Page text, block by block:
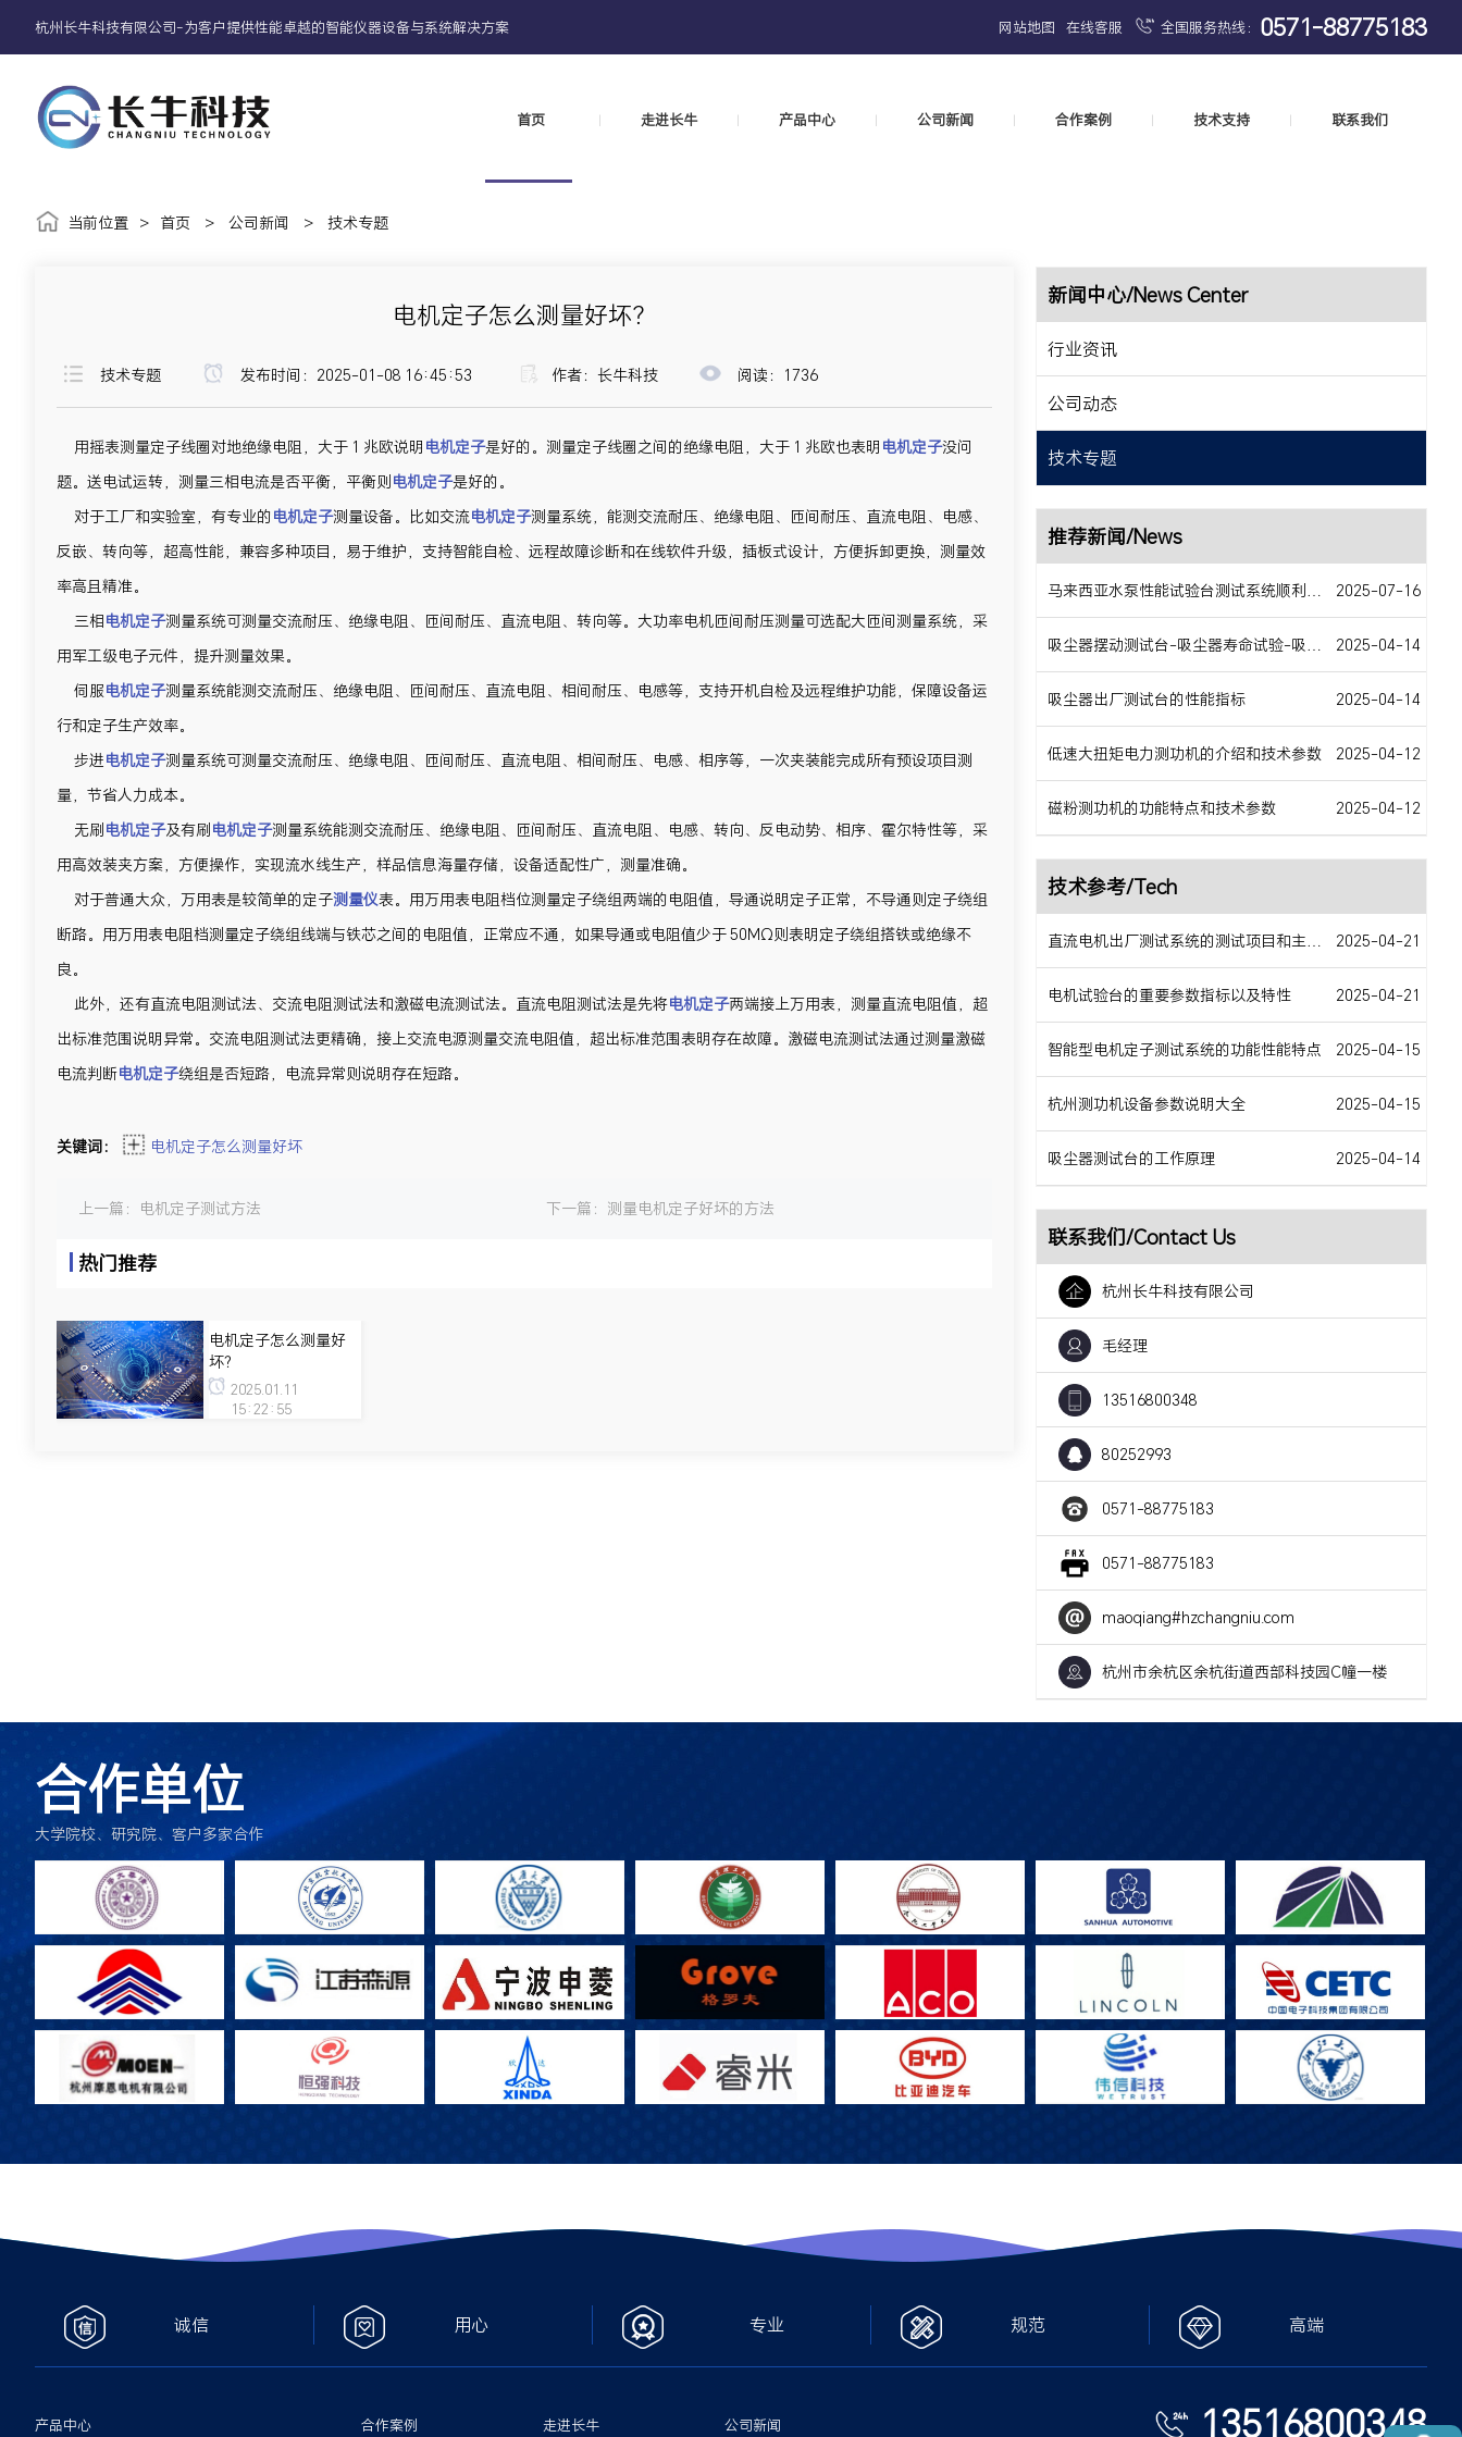
杭州长牛科技有限公司-为客户提供性能卓越的智能仪器设备与系统解决方案 网站地图 在线客服 全国服务热线： 0571-88775183
首页 | 走进长牛 | 产品中心 | 公司新闻 | 合作案例 | 技术支持 | 联系我们
当前位置 > 首页 > 公司新闻 > 技术专题
电机定子怎么测量好坏？
技术专题 发布时间：2025-01-08 16:45:53 作者：长牛科技 阅读： 1736
用摇表测量定子线圈对地绝缘电阻，大于 1 兆欧说明 电机定子是好的。测量定子线圈之间的绝缘电阻，大于 1 兆欧也表明 电机定子没问
题。送电试运转，测量三相电流是否平衡，平衡则电机定子是好的。
对于工厂和实验室，有专业的 电机定子测量设备。比如交流电机定子测量系统，能测交流耐压、绝缘电阻、匝间耐压、直流电阻、电感、
反嵌、转向等，超高性能，兼容多种项目，易于维护，支持智能自检、远程故障诊断和在线软件升级，插板式设计，方便拆卸更换，测量效
率高且精准。
三相电机定子测量系统可测量交流耐压、绝缘电阻、匝间耐压、直流电阻、转向等。大功率电机匝间耐压测量可选配大匝间测量系统，采
用军工级电子元件，提升测量效果。
伺服电机定子测量系统能测交流耐压、绝缘电阻、匝间耐压、直流电阻、相间耐压、电感等，支持开机自检及远程维护功能，保障设备运
行和定子生产效率。
步进电机定子测量系统可测量交流耐压、绝缘电阻、匝间耐压、直流电阻、相间耐压、电感、相序等，一次夹装能完成所有预设项目测
量，节省人力成本。
无刷电机定子及有刷电机定子测量系统能测交流耐压、绝缘电阻、匝间耐压、直流电阻、电感、转向、反电动势、相序、霍尔特性等，采
用高效装夹方案，方便操作，实现流水线生产，样品信息海量存储，设备适配性广，测量准确。
对于普通大众，万用表是较简单的定子测量仪表。用万用表电阻档位测量定子绕组两端的电阻值，导通说明定子正常，不导通则定子绕组
断路。用万用表电阻档测量定子绕组线端与铁芯之间的电阻值，正常应不通，如果导通或电阻值少于 50MΩ则表明定子绕组搭铁或绝缘不
良。
此外，还有直流电阻测试法、交流电阻测试法和激磁电流测试法。直流电阻测试法是先将电机定子两端接上万用表，测量直流电阻值，超
出标准范围说明异常。交流电阻测试法更精确，接上交流电源测量交流电阻值，超出标准范围表明存在故障。激磁电流测试法通过测量激磁
电流判断电机定子绕组是否短路，电流异常则说明存在短路。
关键词： 电机定子怎么测量好坏
上一篇： 电机定子测试方法 下一篇： 测量电机定子好坏的方法
热门推荐
电机定子怎么测量好
坏？
2025.01.11
15:22:55
新闻中心/News Center
行业资讯
公司动态
技术专题
推荐新闻/News
马来西亚水泵性能试验台测试系统顺利交货 2025-07-16
吸尘器摆动测试台-吸尘器寿命试验-吸尘器移动床-吸尘器空气数据测试 2025-04-14
吸尘器出厂测试台的性能指标 2025-04-14
低速大扭矩电力测功机的介绍和技术参数 2025-04-12
磁粉测功机的功能特点和技术参数 2025-04-12
技术参考/Tech
直流电机出厂测试系统的测试项目和主要特点 2025-04-21
电机试验台的重要参数指标以及特性 2025-04-21
智能型电机定子测试系统的功能性能特点 2025-04-15
杭州测功机设备参数说明大全 2025-04-15
吸尘器测试台的工作原理 2025-04-14
联系我们/Contact Us
杭州长牛科技有限公司
毛经理
13516800348
80252993
0571-88775183
0571-88775183
maoqiang#hzchangniu.com
杭州市余杭区余杭街道西部科技园C幢一楼
合作单位
大学院校、研究院、客户多家合作
诚信 用心 专业 规范 高端
产品中心 合作案例 走进长牛 公司新闻 13516800348